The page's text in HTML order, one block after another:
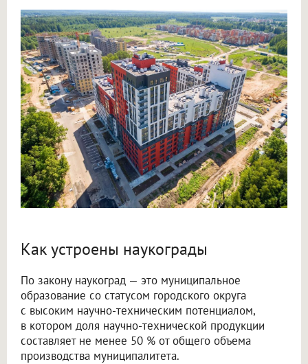
Как устроены наукограды
По закону наукоград — это муниципальное
образование со статусом городского округа
с высоким научно-техническим потенциалом,
в котором доля научно-технической продукции
составляет не менее 50 % от общего объема
производства муниципалитета.